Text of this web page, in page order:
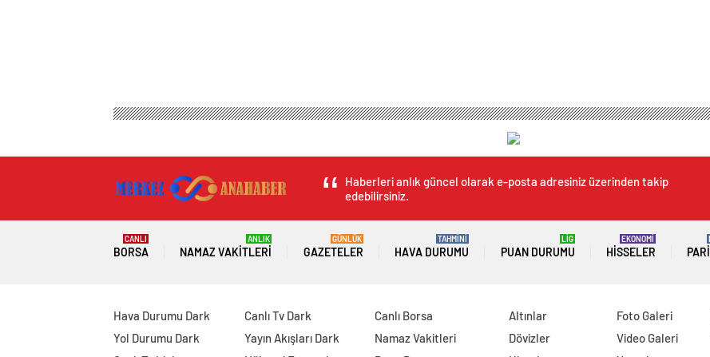
Usta sanatçı Omar Faruk Tekbilek AKM’ye geliyor
Usta sanatçı Omar Faruk Tekbilek AKM’ye